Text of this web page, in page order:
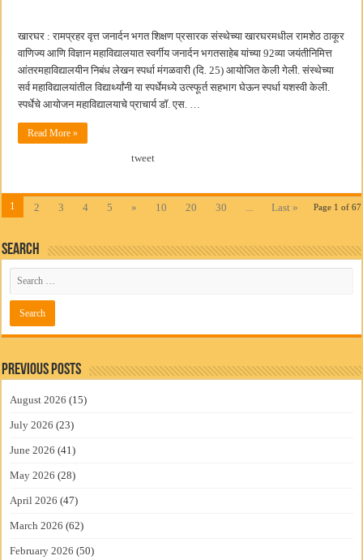
खारघर : रामप्रहर वृत्त जनार्दन भगत शिक्षण प्रसारक संस्थेच्या खारघरमधील रामशेठ ठाकूर
वाणिज्य आणि विज्ञान महाविद्यालयात स्वर्गीय जनार्दन भगतसाहेब यांच्या 92व्या जयंतीनिमित्त
आंतरमहाविद्यालयीन निबंध लेखन स्पर्धा मंगळवारी (दि. 25) आयोजित केली गेली. संस्थेच्या
सर्व महाविद्यालयांतील विद्यार्थ्यांनी या स्पर्धेमध्ये उत्स्फूर्त सहभाग घेऊन स्पर्धा यशस्वी केली.
स्पर्धेचे आयोजन महाविद्यालयाचे प्राचार्य डॉ. एस. …
Read More »
tweet
Page 1 of 67
1 2 3 4 5 » 10 20 30 ... Last »
Search
Previous Posts
August 2026 (15)
July 2026 (23)
June 2026 (41)
May 2026 (28)
April 2026 (47)
March 2026 (62)
February 2026 (50)